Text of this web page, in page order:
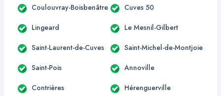
Coulouvray-Boisbenâtre Cuves 50
Lingeard Le Mesnil-Gilbert
Saint-Laurent-de-Cuves Saint-Michel-de-Montjoie
Saint-Pois Annoville
Contrières Hérenguerville